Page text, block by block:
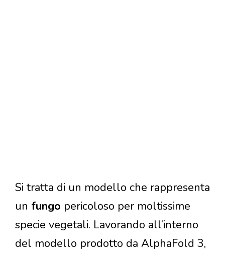
Si tratta di un modello che rappresenta
un fungo pericoloso per moltissime
specie vegetali. Lavorando all’interno
del modello prodotto da AlphaFold 3,